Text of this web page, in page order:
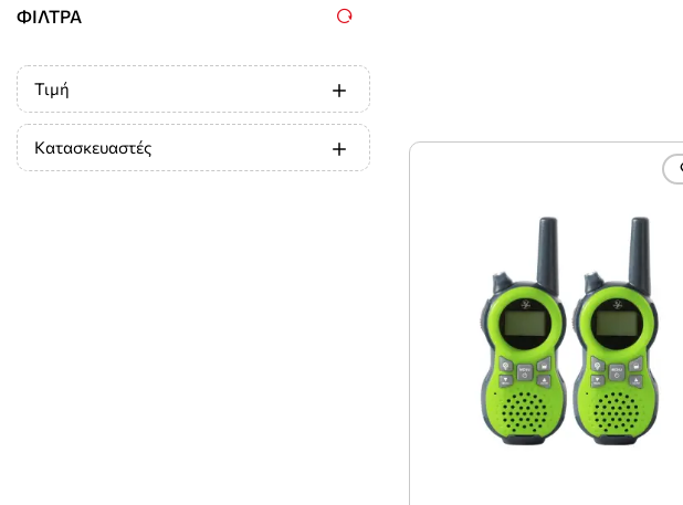
ΦΊΛΤΡΑ
Τιμή
Κατασκευαστές